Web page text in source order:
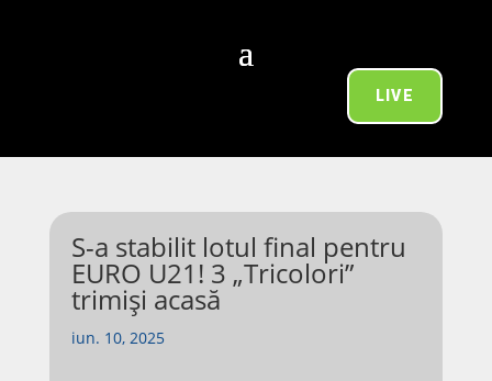
LIVE
S-a stabilit lotul final pentru
EURO U21! 3 „Tricolori”
trimiși acasă
iun. 10, 2025